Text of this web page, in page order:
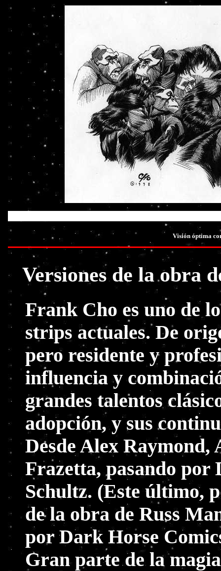
Visión óptima
Versiones de la obra
Frank Cho es uno de
strips actuales. De
pero residente y
influencia y
grandes talentos
adopción, y sus
Desde Alex
Frazetta, pasando por
Schultz. (Este último,
de la obra de Russ
por Dark Horse
Gran parte de la